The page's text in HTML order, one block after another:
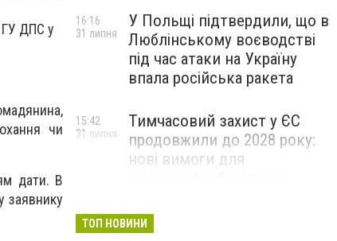
ГУ ДПС у
чи
дати. В
заявнику
У Польщі підтвердили, що в
Люблінському воєводстві
під час атаки на Україну
впала російська ракета
16:16
31 липня
Тимчасовий захист у ЄС
продовжили до 2028 року:
нові вимоги для
15:42
31 липня
ТОП НОВИНИ